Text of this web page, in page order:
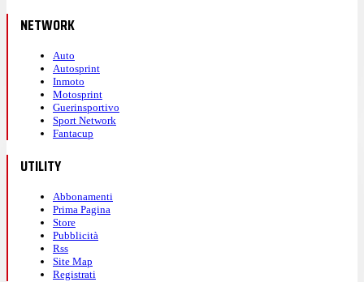
NETWORK
Auto
Autosprint
Inmoto
Motosprint
Guerinsportivo
Sport Network
Fantacup
UTILITY
Abbonamenti
Prima Pagina
Store
Pubblicità
Rss
Site Map
Registrati